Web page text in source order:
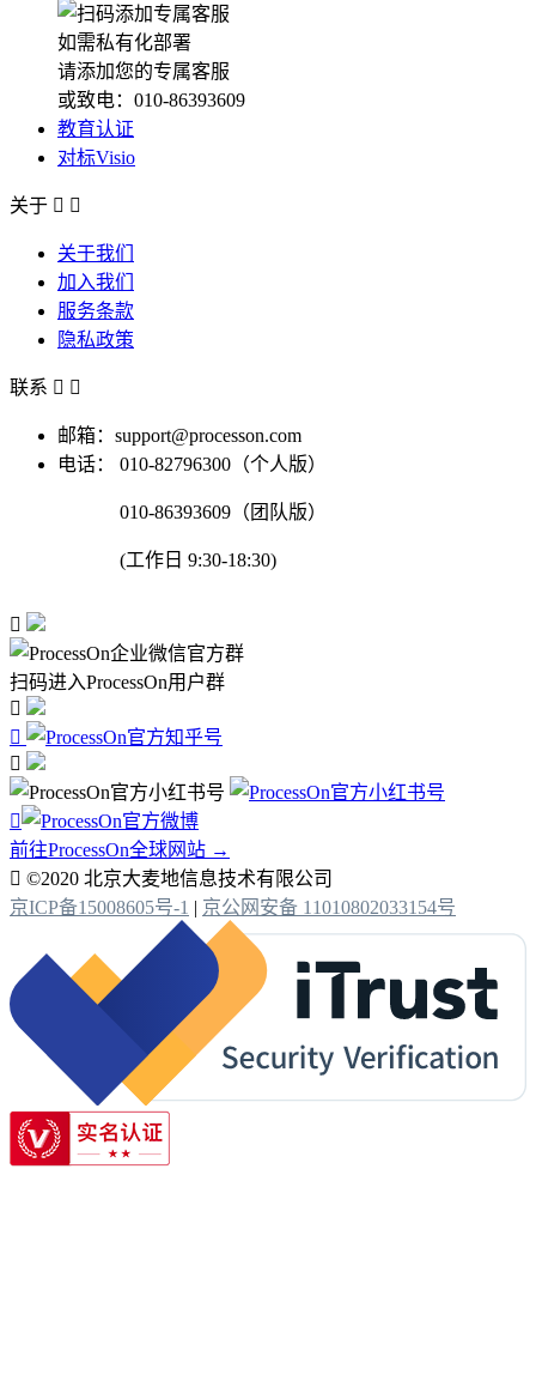
如需私有化部署
请添加您的专属客服
或致电：010-86393609
教育认证
对标Visio
关于  
关于我们
加入我们
服务条款
隐私政策
联系  
邮箱：support@processon.com
电话：
010-82796300（个人版）
010-86393609（团队版）
(工作日 9:30-18:30)

扫码进入ProcessOn用户群




前往ProcessOn全球网站 →
 ©2020 北京大麦地信息技术有限公司
京ICP备15008605号-1 | 京公网安备 11010802033154号